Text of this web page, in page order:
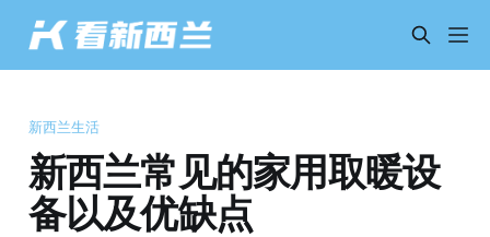
新西兰生活
新西兰常见的家用取暖设
备以及优缺点